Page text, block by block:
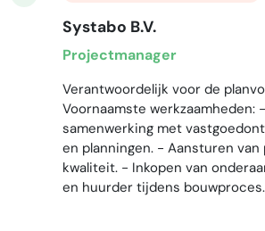
Systabo B.V.
Projectmanager
Verantwoordelijk voor de
Voornaamste
samenwerking met
en planningen. - Aansturen
kwaliteit. - Inkopen van
en huurder tijdens bouwproces.